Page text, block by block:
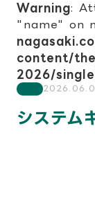
Warning:
"name" on
content/
2026/
システム